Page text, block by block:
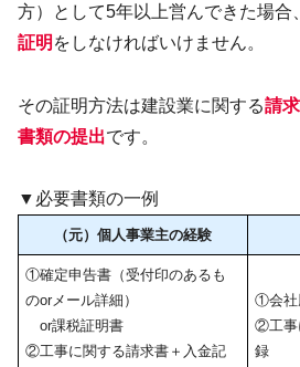
方）として5年以上営んできた場合、
証明 をしなければいけません。
その証明方法は建設業に関する請
書類の提出です。
▼必要書類の一例
（元）個人事業主の経験
①確定申告書（受付印のあるも
のorメール詳細）
or課税証明書
②工事に関する請求書＋入金記
①会社
②工事
録